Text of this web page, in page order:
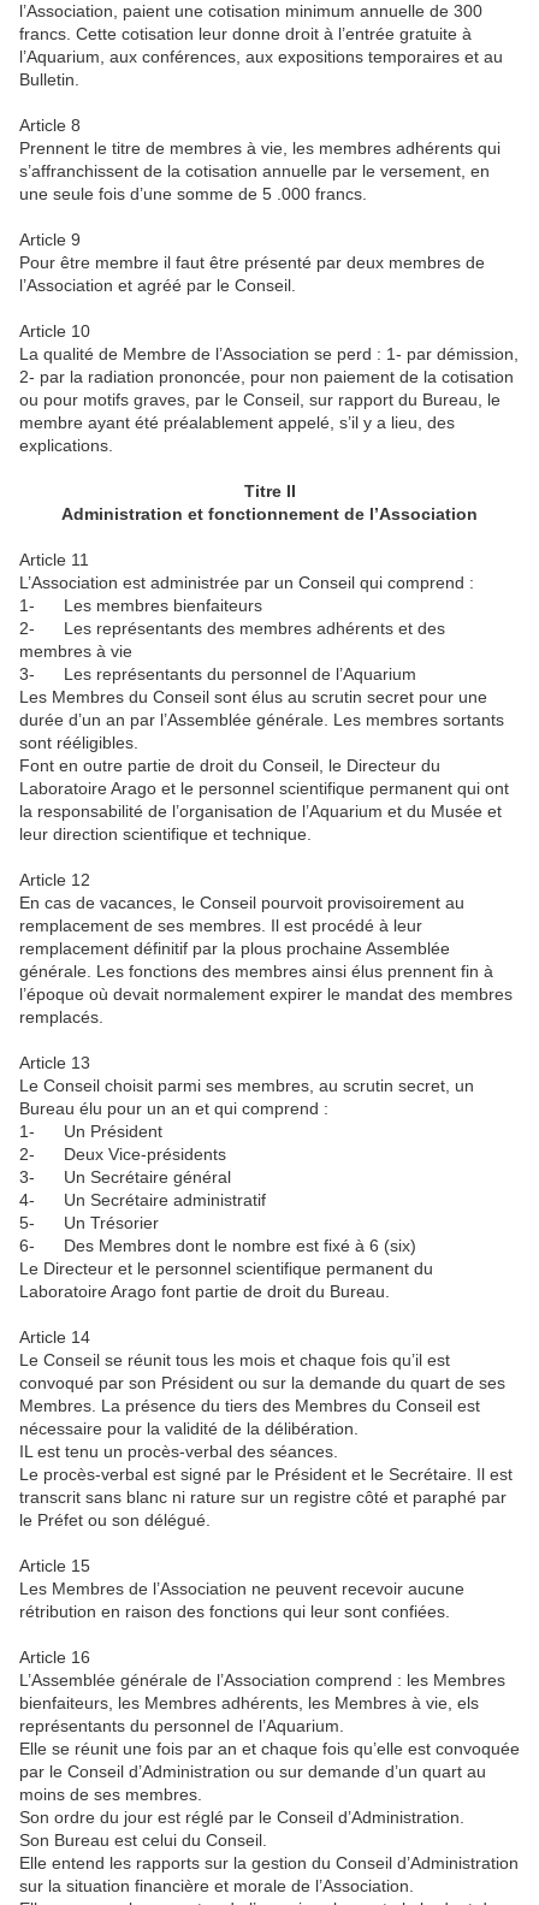
l’Association, paient une cotisation minimum annuelle de 300
francs. Cette cotisation leur donne droit à l’entrée gratuite à
l’Aquarium, aux conférences, aux expositions temporaires et au
Bulletin.
Article 8
Prennent le titre de membres à vie, les membres adhérents qui
s’affranchissent de la cotisation annuelle par le versement, en
une seule fois d’une somme de 5 .000 francs.
Article 9
Pour être membre il faut être présenté par deux membres de
l’Association et agréé par le Conseil.
Article 10
La qualité de Membre de l’Association se perd : 1- par démission,
2- par la radiation prononcée, pour non paiement de la cotisation
ou pour motifs graves, par le Conseil, sur rapport du Bureau, le
membre ayant été préalablement appelé, s’il y a lieu, des
explications.
Titre II
Administration et fonctionnement de l’Association
Article 11
L’Association est administrée par un Conseil qui comprend :
1- Les membres bienfaiteurs
2- Les représentants des membres adhérents et des
membres à vie
3- Les représentants du personnel de l’Aquarium
Les Membres du Conseil sont élus au scrutin secret pour une
durée d’un an par l’Assemblée générale. Les membres sortants
sont rééligibles.
Font en outre partie de droit du Conseil, le Directeur du
Laboratoire Arago et le personnel scientifique permanent qui ont
la responsabilité de l’organisation de l’Aquarium et du Musée et
leur direction scientifique et technique.
Article 12
En cas de vacances, le Conseil pourvoit provisoirement au
remplacement de ses membres. Il est procédé à leur
remplacement définitif par la plous prochaine Assemblée
générale. Les fonctions des membres ainsi élus prennent fin à
l’époque où devait normalement expirer le mandat des membres
remplacés.
Article 13
Le Conseil choisit parmi ses membres, au scrutin secret, un
Bureau élu pour un an et qui comprend :
1- Un Président
2- Deux Vice-présidents
3- Un Secrétaire général
4- Un Secrétaire administratif
5- Un Trésorier
6- Des Membres dont le nombre est fixé à 6 (six)
Le Directeur et le personnel scientifique permanent du
Laboratoire Arago font partie de droit du Bureau.
Article 14
Le Conseil se réunit tous les mois et chaque fois qu’il est
convoqué par son Président ou sur la demande du quart de ses
Membres. La présence du tiers des Membres du Conseil est
nécessaire pour la validité de la délibération.
IL est tenu un procès-verbal des séances.
Le procès-verbal est signé par le Président et le Secrétaire. Il est
transcrit sans blanc ni rature sur un registre côté et paraphé par
le Préfet ou son délégué.
Article 15
Les Membres de l’Association ne peuvent recevoir aucune
rétribution en raison des fonctions qui leur sont confiées.
Article 16
L’Assemblée générale de l’Association comprend : les Membres
bienfaiteurs, les Membres adhérents, les Membres à vie, els
représentants du personnel de l’Aquarium.
Elle se réunit une fois par an et chaque fois qu’elle est convoquée
par le Conseil d’Administration ou sur demande d’un quart au
moins de ses membres.
Son ordre du jour est réglé par le Conseil d’Administration.
Son Bureau est celui du Conseil.
Elle entend les rapports sur la gestion du Conseil d’Administration
sur la situation financière et morale de l’Association.